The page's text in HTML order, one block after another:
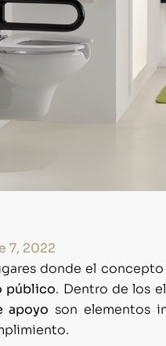
7, 2022
donde el
público. Dentro de los
apoyo son elementos